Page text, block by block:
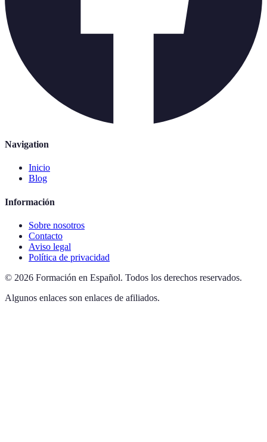
Navigation
Inicio
Blog
Información
Sobre nosotros
Contacto
Aviso legal
Política de privacidad
© 2026 Formación en Español. Todos los derechos reservados.
Algunos enlaces son enlaces de afiliados.